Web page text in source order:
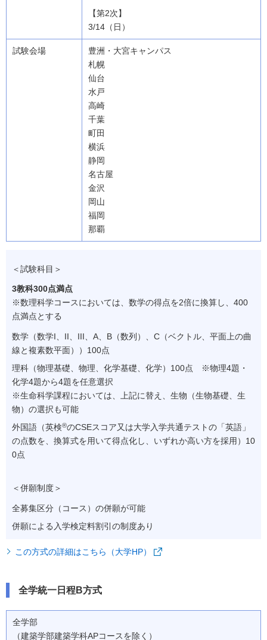
【第2次】
3/14（日）
豊洲・大宮キャンパス
札幌
仙台
水戸
高崎
千葉
町田
横浜
静岡
名古屋
金沢
岡山
福岡
那覇
＜試験科目＞
3教科300点満点
※数理科学コースにおいては、数学の得点を2倍に換算し、400
点満点とする
数学（数学I、II、III、A、B（数列）、C（ベクトル、平面上の曲
線と複素数平面））100点
理科（物理基礎、物理、化学基礎、化学）100点 ※物理4題・
化学4題から4題を任意選択
※生命科学課程においては、上記に替え、生物（生物基礎、生
物）の選択も可能
外国語（英検®のCSEスコア又は大学入学共通テストの「英語」
の点数を、換算式を用いて得点化し、いずれか高い方を採用）10
0点
＜併願制度＞
全募集区分（コース）の併願が可能
併願による入学検定料割引の制度あり
この方式の詳細はこちら（大学HP）
全学統一日程B方式
全学部
（建築学部建築学科APコースを除く）